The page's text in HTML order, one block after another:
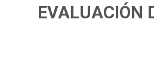
EVALUACIÓN